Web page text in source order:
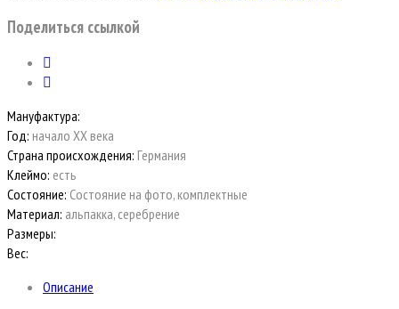
Поделиться ссылкой
Мануфактура:
Год: начало ХХ века
Страна происхождения: Германия
Клеймо: есть
Состояние: Состояние на фото, комплектные
Материал: альпакка, серебрение
Размеры:
Вес:
Описание